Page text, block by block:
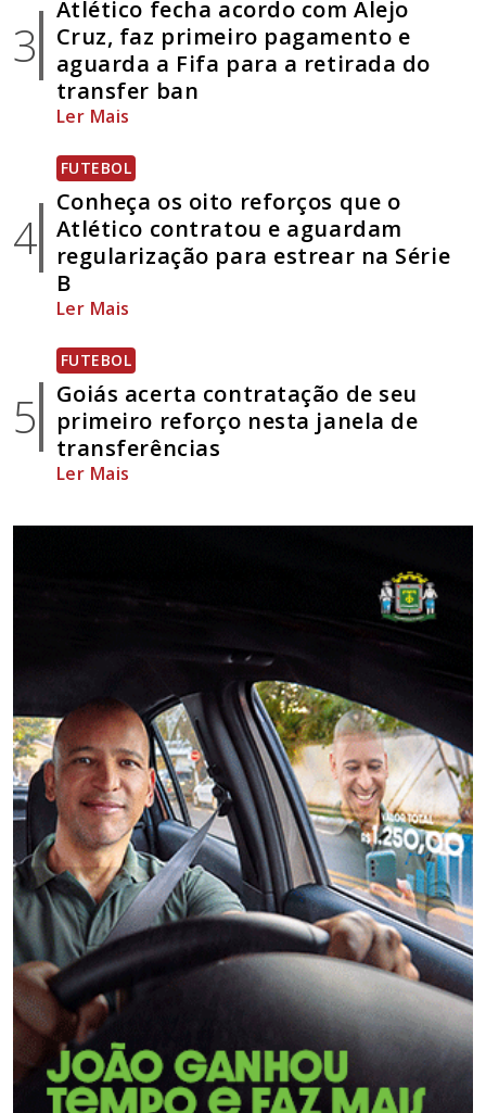
3
Atlético fecha acordo com Alejo
Cruz, faz primeiro pagamento e
aguarda a Fifa para a retirada do
transfer ban
Ler Mais
4
FUTEBOL
Conheça os oito reforços que o
Atlético contratou e aguardam
regularização para estrear na Série
B
Ler Mais
5
FUTEBOL
Goiás acerta contratação de seu
primeiro reforço nesta janela de
transferências
Ler Mais